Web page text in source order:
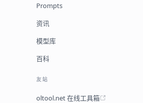
Prompts
资讯
模型库
百科
友站
oltool.net 在线工具箱